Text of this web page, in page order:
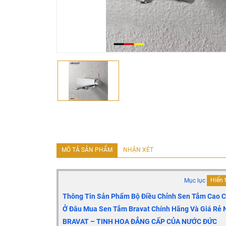
MÔ TẢ SẢN PHẨM NHẬN XÉT
Mục lục Hiển
Thông Tin Sản Phẩm Bộ Điều Chỉnh Sen Tắm Cao
Ở Đâu Mua Sen Tắm Bravat Chính Hãng Và Giá Rẻ
BRAVAT – TINH HOA ĐẲNG CẤP CỦA NƯỚC ĐỨC